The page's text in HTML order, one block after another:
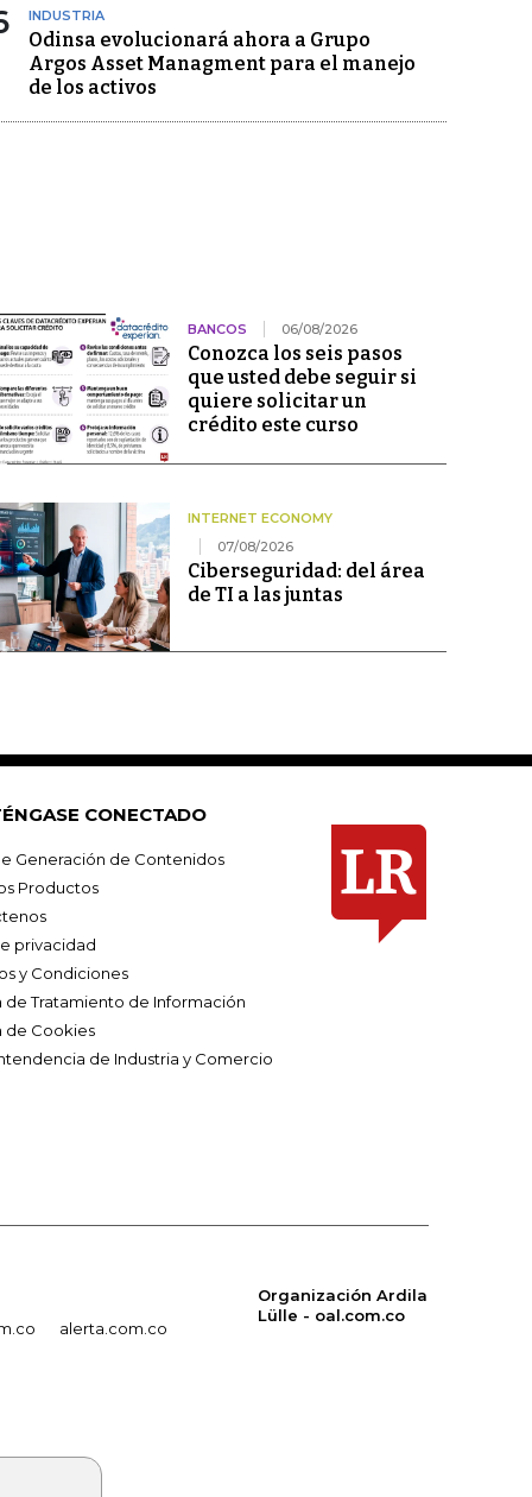
INDUSTRIA
Odinsa evolucionará ahora a Grupo
Argos Asset Managment para el manejo
de los activos
BANCOS 06/08/2026
Conozca los seis pasos
que usted debe seguir si
quiere solicitar un
crédito este curso
INTERNET ECONOMY
07/08/2026
Ciberseguridad: del área
de TI a las juntas
CONECTADO
Generación de Contenidos
Productos
privacidad
y Condiciones
de Tratamiento de Información
de Cookies
de Industria y Comercio
alerta.com.co
Organización Ardila
Lülle - oal.com.co